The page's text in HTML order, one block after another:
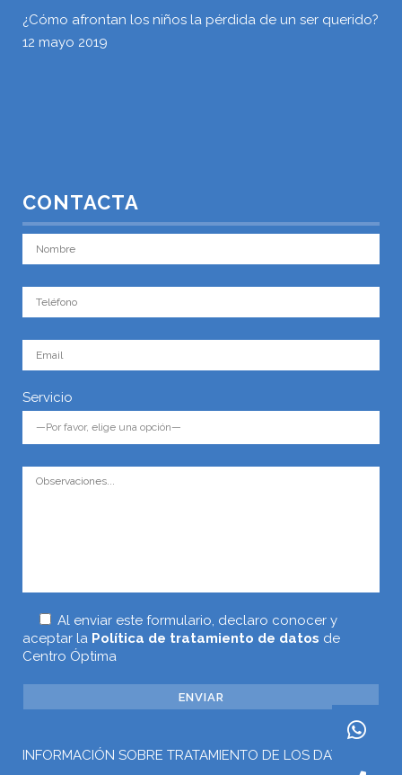
¿Cómo afrontan los niños la pérdida de un ser querido?
12 mayo 2019
CONTACTA
Servicio
Al enviar este formulario, declaro conocer y
aceptar la Política de tratamiento de datos de
Centro Óptima
INFORMACIÓN SOBRE TRATAMIENTO DE LOS DATOS